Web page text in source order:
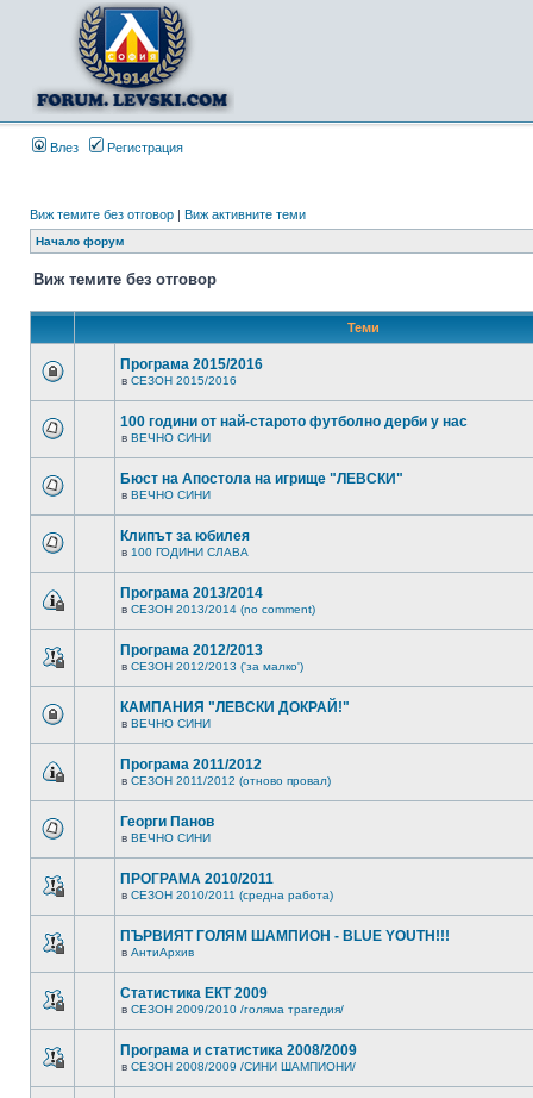
Влез Регистрация
Виж темите без отговор | Виж активните теми
Начало форум
Виж темите без отговор
Теми
Програма 2015/2016
в СЕЗОН 2015/2016
100 години от най-старото футболно дерби у нас
в ВЕЧНО СИНИ
Бюст на Апостола на игрище "ЛЕВСКИ"
в ВЕЧНО СИНИ
Клипът за юбилея
в 100 ГОДИНИ СЛАВА
Програма 2013/2014
в СЕЗОН 2013/2014 (no comment)
Програма 2012/2013
в СЕЗОН 2012/2013 ('за малко')
КАМПАНИЯ "ЛЕВСКИ ДОКРАЙ!"
в ВЕЧНО СИНИ
Програма 2011/2012
в СЕЗОН 2011/2012 (отново провал)
Георги Панов
в ВЕЧНО СИНИ
ПРОГРАМА 2010/2011
в СЕЗОН 2010/2011 (средна работа)
ПЪРВИЯТ ГОЛЯМ ШАМПИОН - BLUE YOUTH!!!
в АнтиАрхив
Статистика ЕКТ 2009
в СЕЗОН 2009/2010 /голяма трагедия/
Програма и статистика 2008/2009
в СЕЗОН 2008/2009 /СИНИ ШАМПИОНИ/